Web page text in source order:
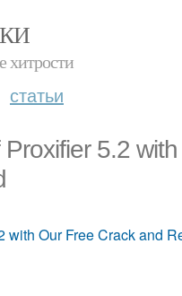
хитрости
статьи
5.2
with Our Free Crack and